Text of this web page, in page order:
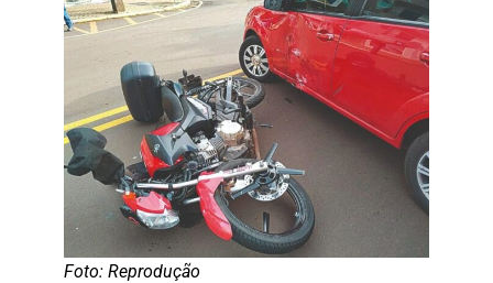
Foto: Reprodução